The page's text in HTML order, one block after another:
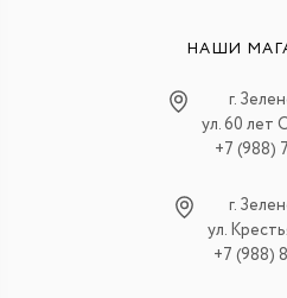
НАШИ
г.
ул. 60 лет
+7 (988)
г.
ул.
+7 (988)